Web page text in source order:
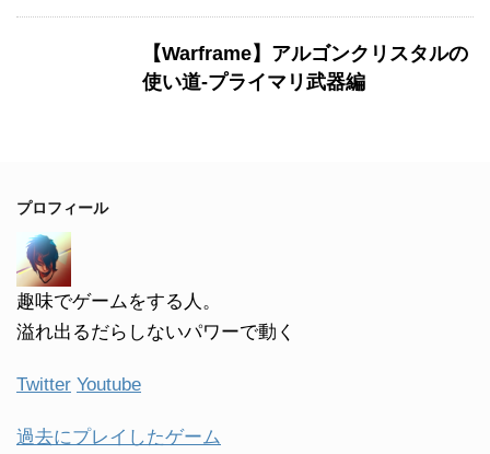
【Warframe】アルゴンクリスタルの
使い道-プライマリ武器編
プロフィール
趣味でゲームをする人。
溢れ出るだらしないパワーで動く
Twitter Youtube
過去にプレイしたゲーム